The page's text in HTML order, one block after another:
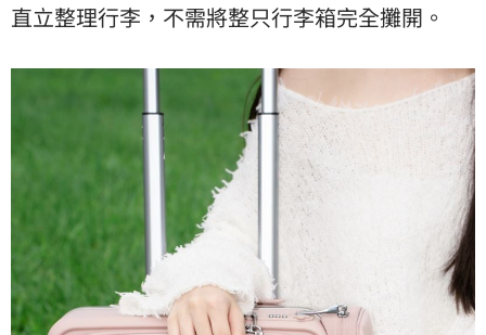
直立整理行李，不需將整只行李箱完全攤開。